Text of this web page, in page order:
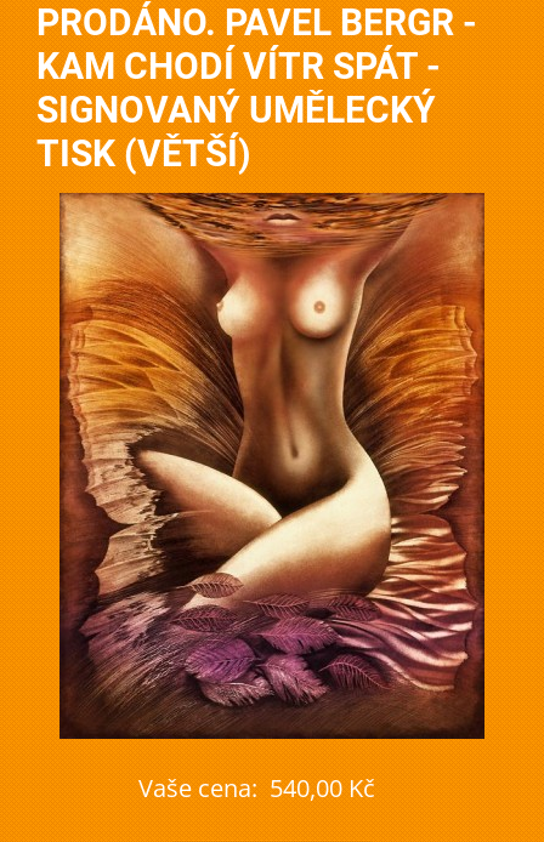
PRODÁNO. PAVEL BERGR -
KAM CHODÍ VÍTR SPÁT -
SIGNOVANÝ UMĚLECKÝ
TISK (VĚTŠÍ)
Vaše cena: 540,00 Kč